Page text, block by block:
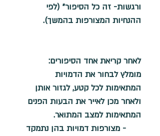
ורגשות- זה כל הסיפור” (לפי
ההנחיות המצורפות בהמשך).
לאחר קריאת אחד הסיפורים:
מומלץ לבחור את הדמויות
המתאימות לכל קטע, לגזור אותן
ולאחר מכן לאייר את הבעות הפנים
המתאימות למצב המתואר.
      - מצורפות דמויות בהן נתמקד